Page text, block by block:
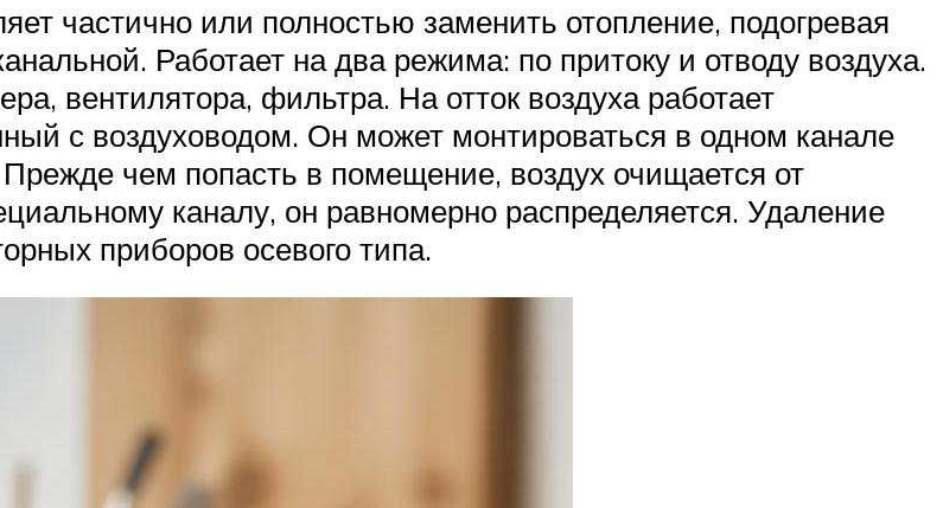
частично или полностью заменить отопление, подогревая
Работает на два режима: по притоку и отводу воздуха.
вентилятора, фильтра. На отток воздуха работает
с воздуховодом. Он может монтироваться в одном канале
чем попасть в помещение, воздух очищается от
каналу, он равномерно распределяется. Удаление
приборов осевого типа.